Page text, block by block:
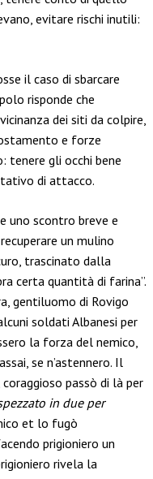
evitare rischi inutili:
il caso di sbarcare
risponde che
dei siti da colpire,
e forze
tenere gli occhi bene
di attacco.
uno scontro breve e
un mulino
trascinato dalla
certa quantità di farina”.
gentiluomo di Rovigo
soldati Albanesi per
la forza del nemico,
se n’astennero. Il
passò di là per
in due per
et lo fugò
prigioniero un
rivela la